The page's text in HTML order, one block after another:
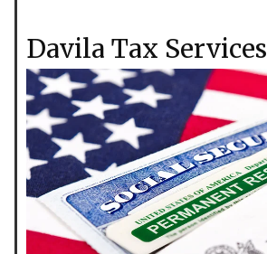
Davila Tax Services